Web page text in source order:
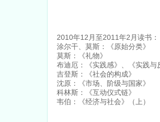
2010年12月至2011年2月读书：
涂尔干、莫斯：《原始分类》
莫斯：《礼物》
布迪厄：《实践感》、《实践
吉登斯：《社会的构成》
沈原：《市场、阶级与国家》
科林斯：《互动仪式链》
韦伯：《经济与社会》（上）